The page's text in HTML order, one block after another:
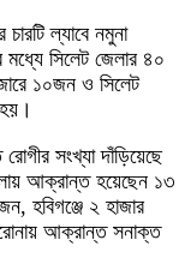
ল্যাবে নমুনা
সিলেট জেলার ৪০
১০জন ও সিলেট
সংখ্যা দাঁড়িয়েছে
আক্রান্ত হয়েছেন ১৩
হবিগঞ্জে ২ হাজার
আক্রান্ত সনাক্ত